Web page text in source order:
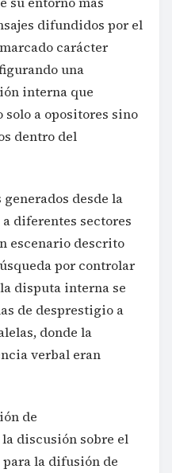
difundidos por el
carácter
una
interna que
a opositores sino
dentro del
desde la
diferentes sectores
escenario descrito
por controlar
disputa interna se
de desprestigio a
donde la
verbal eran
de
discusión sobre el
la difusión de